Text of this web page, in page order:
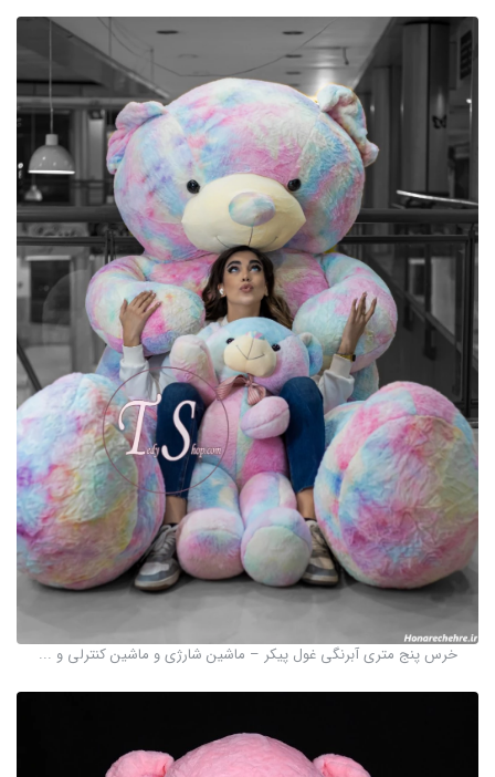
خرس پنج متری آبرنگی غول پیکر – ماشین شارژی و ماشین کنترلی و ...